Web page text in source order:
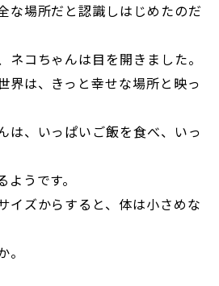
な場所だと認識しはじめたのだ
ネコちゃんは目を開きました。
界は、きっと幸せな場所と映っ
は、いっぱいご飯を食べ、いっ
うです。
イズからすると、体は小さめな